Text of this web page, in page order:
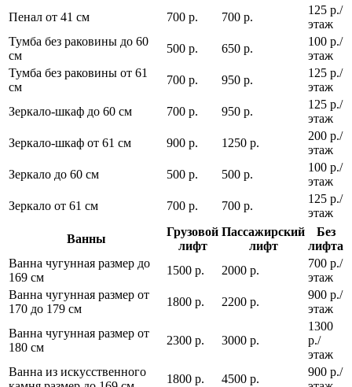
Пенал от 41 см
700 р. 700 р.
125 р./
этаж
Тумба без раковины до 60
см
500 р. 650 р.
100 р./
этаж
Тумба без раковины от 61
см
700 р. 950 р.
125 р./
этаж
Зеркало-шкаф до 60 см
700 р. 950 р.
125 р./
этаж
Зеркало-шкаф от 61 см
900 р. 1250 р.
200 р./
этаж
Зеркало до 60 см
500 р. 500 р.
100 р./
этаж
Зеркало от 61 см
700 р. 700 р.
125 р./
этаж
Ванны
Грузовой
лифт
Пассажирский
лифт
Без
лифта
Ванна чугунная размер до
169 см
1500 р. 2000 р.
700 р./
этаж
Ванна чугунная размер от
170 до 179 см
1800 р. 2200 р.
900 р./
этаж
Ванна чугунная размер от
180 см
2300 р. 3000 р.
1300
р./
этаж
Ванна из искусственного
1800 р. 4500 р.
900 р./